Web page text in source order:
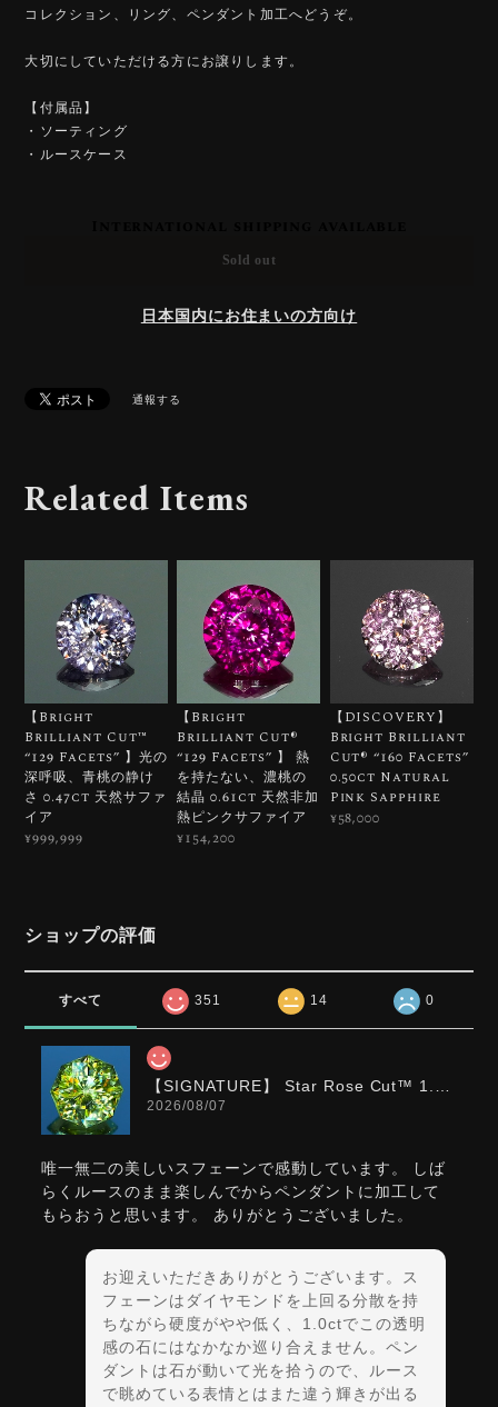
コレクション、リング、ペンダント加工へどうぞ。
大切にしていただける方にお譲りします。
【付属品】
・ソーティング
・ルースケース
Sold out
日本国内にお住まいの方向け
通報する
Related Items
【Bright
Brilliant Cut™️
“129 Facets” 】光の
深呼吸、青桃の静け
さ 0.47ct 天然サファ
イア
¥999,999
【Bright
Brilliant Cut®︎
“129 Facets” 】 熱
を持たない、濃桃の
結晶 0.61ct 天然非加
熱ピンクサファイア
¥154,200
【DISCOVERY】
Bright Brilliant
Cut®︎ “160 Facets”
0.50ct Natural
Pink Sapphire
¥58,000
ショップの評価
すべて 351 14 0
2026/08/07
唯一無二の美しいスフェーンで感動しています。 しば
らくルースのまま楽しんでからペンダントに加工して
もらおうと思います。 ありがとうございました。
お迎えいただきありがとうございます。ス
フェーンはダイヤモンドを上回る分散を持
ちながら硬度がやや低く、1.0ctでこの透明
感の石にはなかなか巡り合えません。ペン
ダントは石が動いて光を拾うので、ルース
で眺めている表情とはまた違う輝きが出る